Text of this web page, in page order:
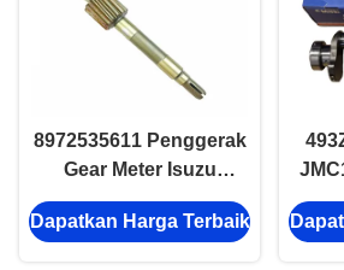
8972535611 Penggerak
Gear Meter Isuzu
Bagian Sistem
Transmisi Poros Utama
Dapatkan Harga Terbaik